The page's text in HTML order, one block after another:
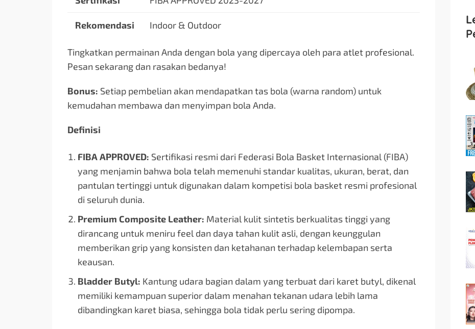
Rekomendasi Indoor & Outdoor
Tingkatkan permainan Anda dengan bola yang dipercaya oleh para atlet profesional.
Pesan sekarang dan rasakan bedanya!
Bonus: Setiap pembelian akan mendapatkan tas bola (warna random) untuk
kemudahan membawa dan menyimpan bola Anda.
Definisi
FIBA APPROVED: Sertifikasi resmi dari Federasi Bola Basket Internasional (FIBA)
yang menjamin bahwa bola telah memenuhi standar kualitas, ukuran, berat, dan
pantulan tertinggi untuk digunakan dalam kompetisi bola basket resmi profesional
di seluruh dunia.
Premium Composite Leather: Material kulit sintetis berkualitas tinggi yang
dirancang untuk meniru feel dan daya tahan kulit asli, dengan keunggulan
memberikan grip yang konsisten dan ketahanan terhadap kelembapan serta
keausan.
Bladder Butyl: Kantung udara bagian dalam yang terbuat dari karet butyl, dikenal
memiliki kemampuan superior dalam menahan tekanan udara lebih lama
dibandingkan karet biasa, sehingga bola tidak perlu sering dipompa.